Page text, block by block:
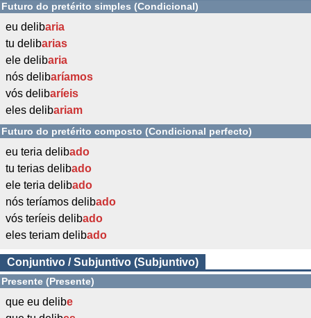
Futuro do pretérito simples (Condicional)
eu delibaria
tu delibarias
ele delibaria
nós delibaríamos
vós delibaríeis
eles delibariam
Futuro do pretérito composto (Condicional perfecto)
eu teria delibado
tu terias delibado
ele teria delibado
nós teríamos delibado
vós teríeis delibado
eles teriam delibado
Conjuntivo / Subjuntivo (Subjuntivo)
Presente (Presente)
que eu delibe